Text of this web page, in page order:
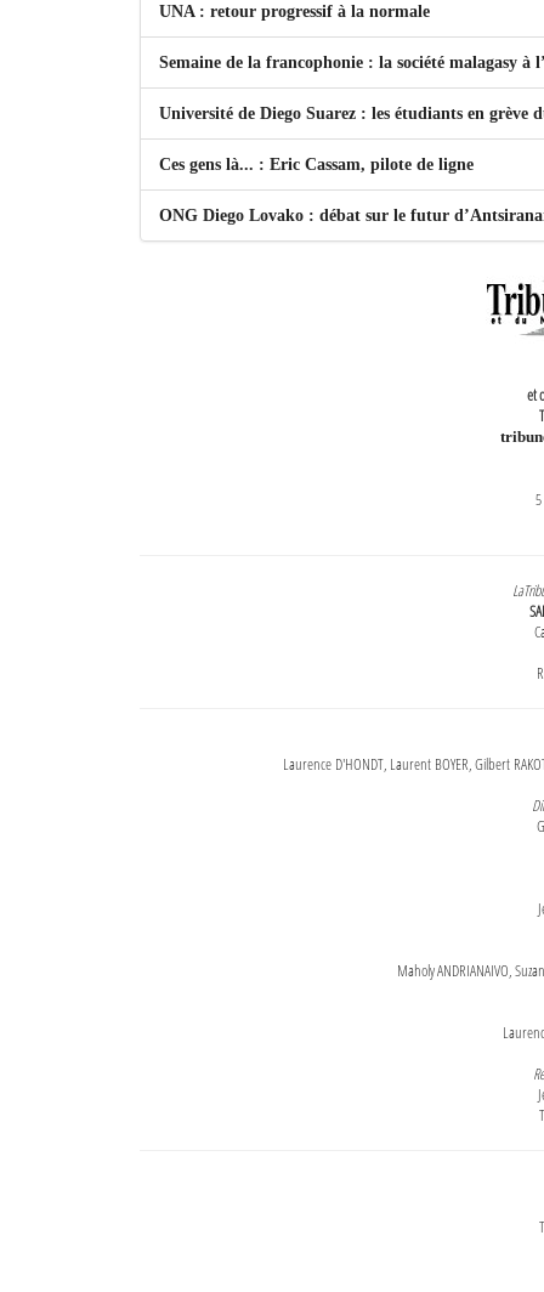
UNA : retour progressif à la normale
Semaine de la francophonie : la société malagasy à
Université de Diego Suarez : les étudiants en grève
Ces gens là... : Eric Cassam, pilote de ligne
ONG Diego Lovako : débat sur le futur
et
Laurence D'HONDT, Laurent BOYER, Gilbert
Maholy ANDRIANAIVO,